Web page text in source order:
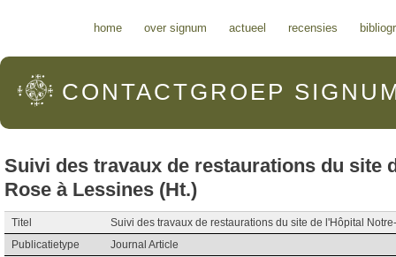
home over signum actueel recensies
CONTACTGROEP
Suivi des travaux de restaurations du site
Rose à Lessines (Ht.)
Titel
Suivi des travaux de restaurations du site de l'Hôpital
Publicatietype
Journal Article